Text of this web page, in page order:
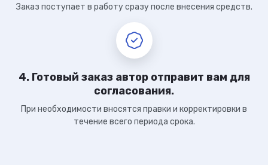
Заказ поступает в работу сразу после внесения средств.
4. Готовый заказ автор отправит вам для
согласования.
При необходимости вносятся правки и корректировки в
течение всего периода срока.